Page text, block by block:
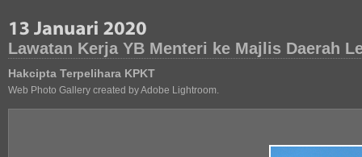
Lawatan Kerja YB Menteri ke Majlis Daerah
Hakcipta Terpelihara KPKT
Web Photo Gallery created by Adobe Lightroom.